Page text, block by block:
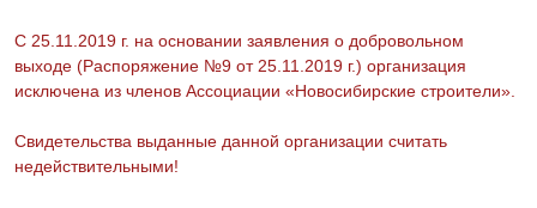
С 25.11.2019 г. на основании заявления о добровольном
выходе (Распоряжение №9 от 25.11.2019 г.) организация
исключена из членов Ассоциации «Новосибирские строители».
Свидетельства выданные данной организации считать
недействительными!